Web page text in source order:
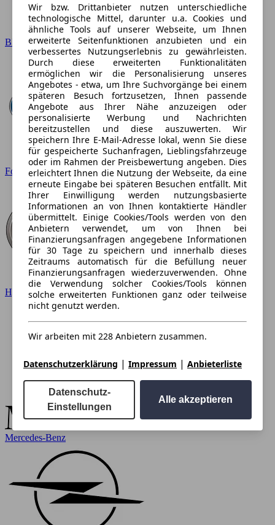
BMW
Ford
Hyundai
Mercedes-Benz
Wir bzw. Drittanbieter nutzen unterschiedliche
technologische Mittel, darunter u.a. Cookies und
ähnliche Tools auf unserer Webseite, um Ihnen
erweiterte Seitenfunktionen anzubieten und ein
verbessertes Nutzungserlebnis zu gewährleisten.
Durch diese erweiterten Funktionalitäten
ermöglichen wir die Personalisierung unseres
Angebotes - etwa, um Ihre Suchvorgänge bei einem
späteren Besuch fortzusetzen, Ihnen passende
Angebote aus Ihrer Nähe anzuzeigen oder
personalisierte Werbung und Nachrichten
bereitzustellen und diese auszuwerten. Wir
speichern Ihre E-Mail-Adresse lokal, wenn Sie diese
für gespeicherte Suchanfragen, Lieblingsfahrzeuge
oder im Rahmen der Preisbewertung angeben. Dies
erleichtert Ihnen die Nutzung der Webseite, da eine
erneute Eingabe bei späteren Besuchen entfällt. Mit
Ihrer Einwilligung werden nutzungsbasierte
Informationen an von Ihnen kontaktierte Händler
übermittelt. Einige Cookies/Tools werden von den
Anbietern verwendet, um von Ihnen bei
Finanzierungsanfragen angegebene Informationen
für 30 Tage zu speichern und innerhalb dieses
Zeitraums automatisch für die Befüllung neuer
Finanzierungsanfragen wiederzuverwenden. Ohne
die Verwendung solcher Cookies/Tools können
solche erweiterten Funktionen ganz oder teilweise
nicht genutzt werden.
Wir arbeiten mit 228 Anbietern zusammen.
Datenschutzerklärung | Impressum | Anbieterliste
Datenschutz-
Einstellungen
Alle akzeptieren